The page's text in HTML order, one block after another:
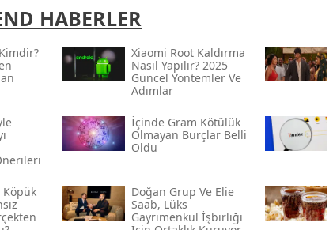
HABERLER
Xiaomi Root Kaldırma
Nasıl Yapılır? 2025
Güncel Yöntemler Ve
Adımlar
İçinde Gram Kötülük
Olmayan Burçlar Belli
Oldu
Köpük
Doğan Grup Ve Elie
Saab, Lüks
Gayrimenkul İşbirliği